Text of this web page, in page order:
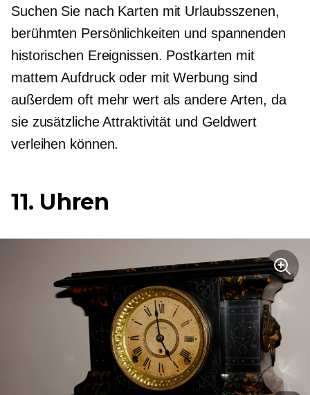
Suchen Sie nach Karten mit Urlaubsszenen,
berühmten Persönlichkeiten und spannenden
historischen Ereignissen. Postkarten mit
mattem Aufdruck oder mit Werbung sind
außerdem oft mehr wert als andere Arten, da
sie zusätzliche Attraktivität und Geldwert
verleihen können.
11. Uhren